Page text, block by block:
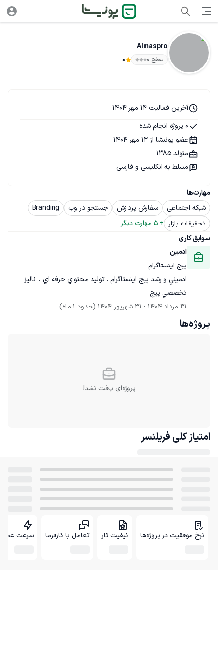
Almaspro
سطح ۰ 0
مهارت‌ها
شبکه اجتماعی
سفارش پردازش جستجو در وب
Branding
تحقیقات بازار +
5 مهارت دیگر
سوابق کاری
ادمين
پيج اينستاگرام
ادميني و رشد پيج اينستاگرام ، توليد محتواي حرفه اي ، اناليز
تخصصي پيج
31 مرداد 1404
- 31 شهریور 1404 (حدود 1 ماه)
آخرین فعالیت 14 مهر 1404
0 پروژه انجام شده
عضو پونیشا از 13 مهر 1404
متولد 1385
مسلط به انگلیسی و فارسی
پروژه‌ها
پروژه‌ای یافت نشد!
امتیاز کلی فریلنسر
نرخ موفقیت در پروژه‌ها کیفیت کار تعامل با کارفرما سرعت عمل